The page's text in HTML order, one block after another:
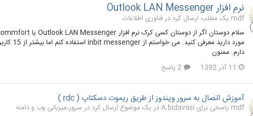
نرم افزار Outlook LAN Messenger
mdf یک مطلب ارسال کرد در
فناوری اطلاعات
دارم. ممنون
11 آذر 1392
آموزش اتصال به سرور ویندوز از طریق ریموت دسکتاپ ( rdc )
mdf پاسخی برای A.bidavasi در یک موضوع ارسال کرد در
سرور،میزبانی وب و دامنه